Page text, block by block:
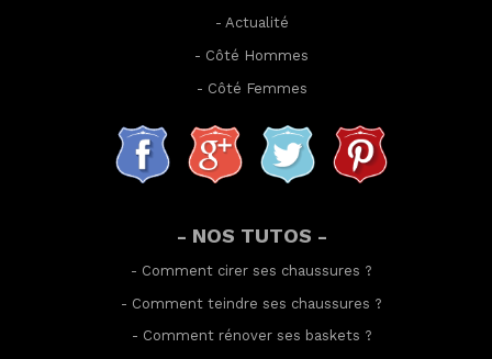
- Actualité
- Côté Hommes
- Côté Femmes
- NOS TUTOS -
- Comment cirer ses chaussures ?
- Comment teindre ses chaussures ?
- Comment rénover ses baskets ?